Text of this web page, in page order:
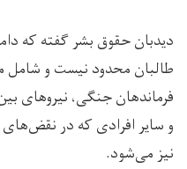
دیدبان حقوق بشر گفته که
طالبان محدود نیست و
فرماندهان جنگی، نیروهای
و سایر افرادی که در
نیز می‌شود.